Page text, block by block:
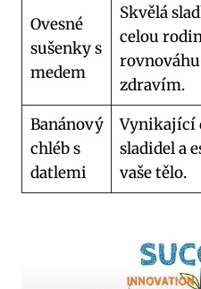
Ovesné
sušenky s
medem
Skvělá
celou
zdravím.
Banánový
chléb s
datlemi
Vynikající
sladidel a
vaše tělo.